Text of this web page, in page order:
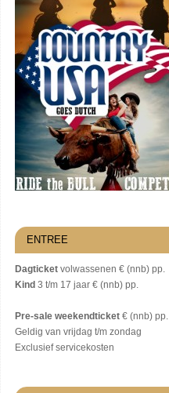
ENTREE
Dagticket volwassenen € (nnb) pp.
Kind 3 t/m 17 jaar € (nnb) pp.
Pre-sale weekendticket € (nnb) pp.
Geldig van vrijdag t/m zondag
Exclusief servicekosten